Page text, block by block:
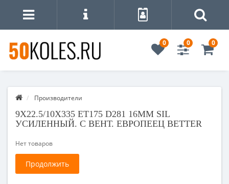
0 0 0
Производители
9X22.5/10X335 ET175 D281 16ММ SIL
УСИЛЕННЫЙ. С ВЕНТ. ЕВРОПЕЕЦ BETTER
Нет товаров
Продолжить